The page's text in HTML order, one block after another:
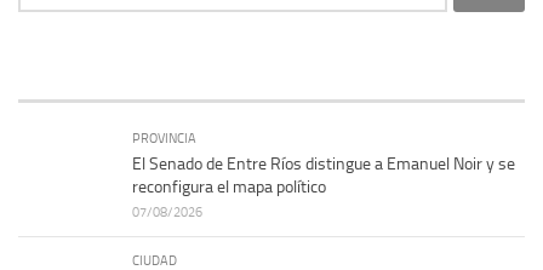
PROVINCIA
El Senado de Entre Ríos distingue a Emanuel Noir y se
reconfigura el mapa político
07/08/2026
CIUDAD